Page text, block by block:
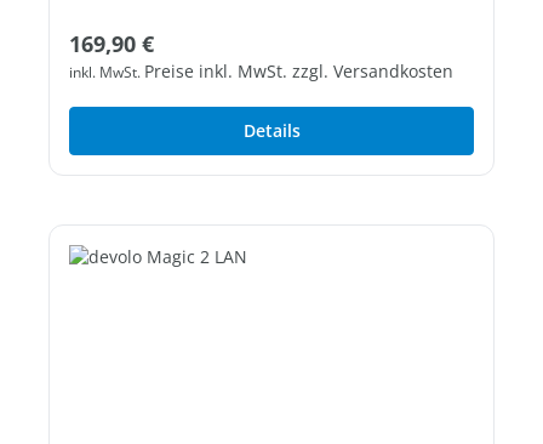
Regulärer Preis:
169,90 €
inkl. MwSt. Preise inkl. MwSt. zzgl. Versandkosten
Details